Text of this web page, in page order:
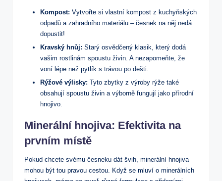
Kompost: Vytvořte si vlastní kompost z kuchyňských
odpadů a zahradního materiálu – česnek na něj nedá
dopustit!
Kravský hnůj: Starý osvědčený klasik, který dodá
vašim rostlinám spoustu živin. A nezapomeňte, že
voní lépe než pytlík s trávou po dešti.
Rýžové výlisky: Tyto zbytky z výroby rýže také
obsahují spoustu živin a výborně fungují jako přírodní
hnojivo.
Minerální hnojiva: Efektivita na
prvním místě
Pokud chcete svému česneku dát švih, minerální hnojiva
mohou být tou pravou cestou. Když se mluví o minerálních